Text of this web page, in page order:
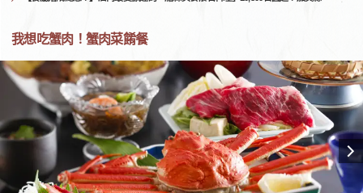
我想吃蟹肉！蟹肉菜餚餐